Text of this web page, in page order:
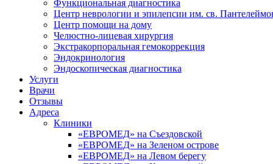
Функциональная диагностика
Центр неврологии и эпилепсии им. св.
Центр помощи на дому
Челюстно-лицевая хирургия
Экстракорпоральная гемокоррекция
Эндокринология
Эндоскопическая диагностика
Услуги
Врачи
Отзывы
Адреса
Клиники
«ЕВРОМЕД» на Съездовской
«ЕВРОМЕД» на Зеленом острове
«ЕВРОМЕД» на Левом берегу